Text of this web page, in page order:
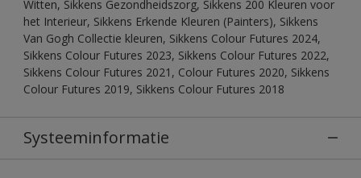
Witten, Sikkens Gezondheidszorg, Sikkens 200 Kleuren voor
het Interieur, Sikkens Erkende Kleuren (Painters), Sikkens
Van Gogh Collectie kleuren, Sikkens Colour Futures 2024,
Sikkens Colour Futures 2023, Sikkens Colour Futures 2022,
Sikkens Colour Futures 2021, Colour Futures 2020, Sikkens
Colour Futures 2019, Sikkens Colour Futures 2018
Systeeminformatie